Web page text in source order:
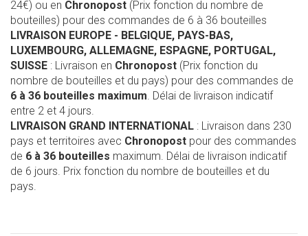
24€) ou en Chronopost (Prix fonction du nombre de
bouteilles) pour des commandes de 6 à 36 bouteilles
LIVRAISON EUROPE - BELGIQUE, PAYS-BAS,
LUXEMBOURG, ALLEMAGNE, ESPAGNE, PORTUGAL,
SUISSE : Livraison en Chronopost (Prix fonction du
nombre de bouteilles et du pays) pour des commandes de
6 à 36 bouteilles maximum. Délai de livraison indicatif
entre 2 et 4 jours.
LIVRAISON GRAND INTERNATIONAL : Livraison dans 230
pays et territoires avec Chronopost pour des commandes
de 6 à 36 bouteilles maximum. Délai de livraison indicatif
de 6 jours. Prix fonction du nombre de bouteilles et du
pays.